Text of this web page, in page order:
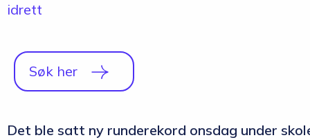
idrett
Søk her
Det ble satt ny runderekord onsdag under